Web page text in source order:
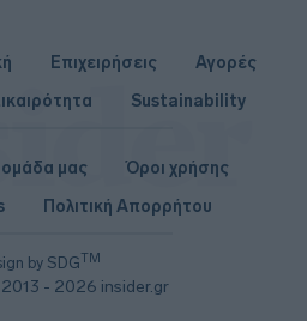
Επιχειρήσεις
Αγορές
Sustainability
by SDGTM
- 2026 insider.gr
ομάδα μας
Όροι χρήσης
Πολιτική Απορρήτου